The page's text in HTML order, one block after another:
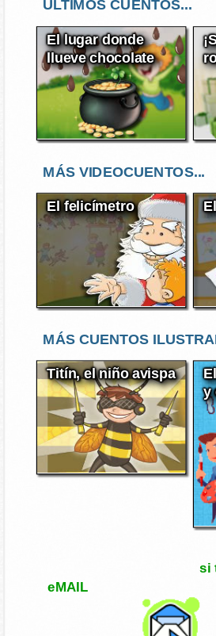
ÚLTIMOS CUENTOS...
El lugar donde
llueve chocolate
MÁS VIDEOCUENTOS...
El felicímetro
MÁS CUENTOS
Titín, el niño avispa
y
si
eMAIL